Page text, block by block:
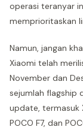
operasi teranyar
memprioritaskan
Namun, jangan
Xiaomi telah
November dan
sejumlah flagship
update, termasuk
POCO F7, dan